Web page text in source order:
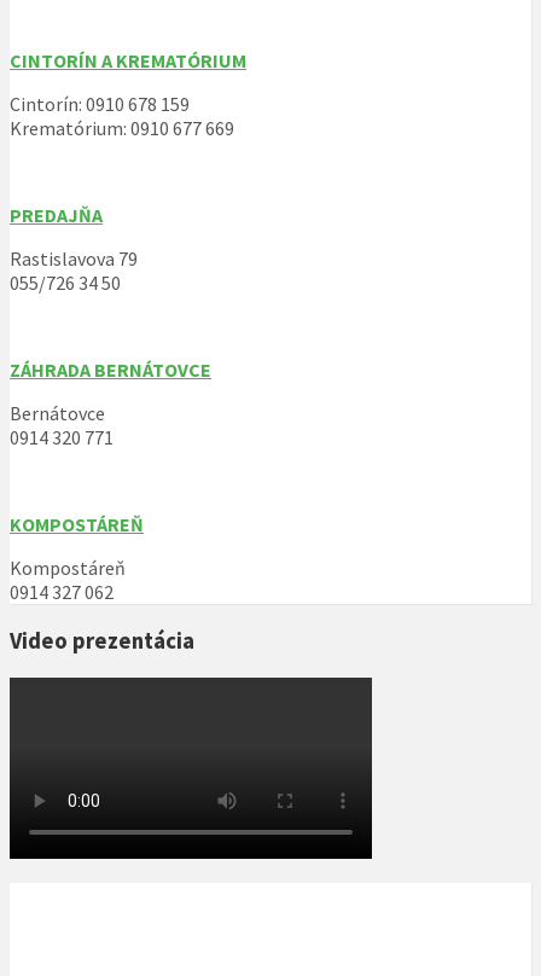
CINTORÍN A KREMATÓRIUM
Cintorín: 0910 678 159
Krematórium: 0910 677 669
PREDAJŇA
Rastislavova 79
055/726 34 50
ZÁHRADA BERNÁTOVCE
Bernátovce
0914 320 771
KOMPOSTÁREŇ
Kompostáreň
0914 327 062
Video prezentácia